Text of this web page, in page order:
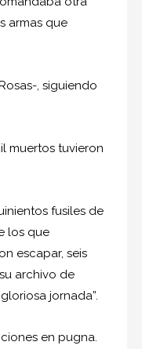
armas que
, siguiendo
muertos tuvieron
fusiles de
los que
escapar, seis
archivo de
jornada”.
en pugna.